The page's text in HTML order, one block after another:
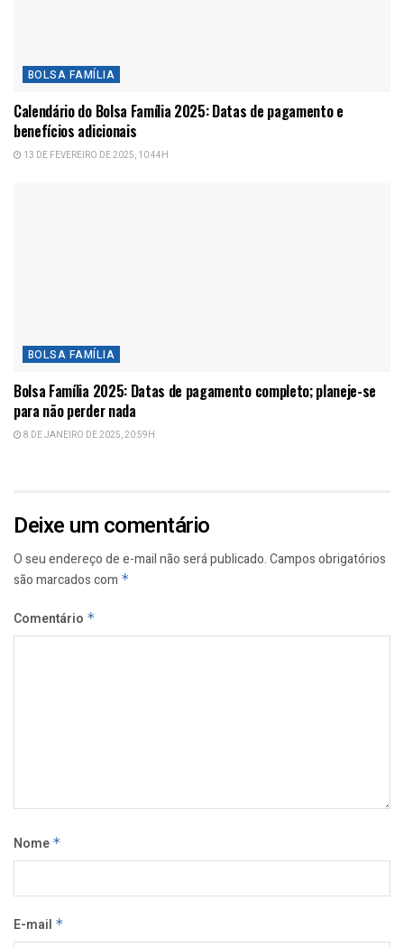
BOLSA FAMÍLIA
Calendário do Bolsa Família 2025: Datas de pagamento e
benefícios adicionais
13 DE FEVEREIRO DE 2025, 10:44H
BOLSA FAMÍLIA
Bolsa Família 2025: Datas de pagamento completo; planeje-se
para não perder nada
8 DE JANEIRO DE 2025, 20:59H
Deixe um comentário
O seu endereço de e-mail não será publicado.Campos obrigatórios
são marcados com *
Comentário *
Nome *
E-mail *